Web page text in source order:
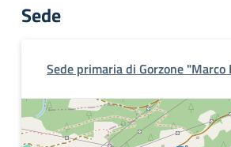
Sede
Sede primaria di Gorzone